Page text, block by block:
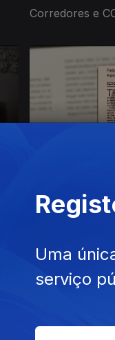
Corredores e
Uma
serviço